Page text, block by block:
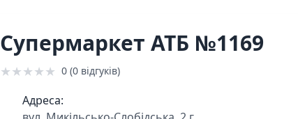
Супермаркет АТБ №1169
★★★★★ 0 (0 відгуків)
Адреса: